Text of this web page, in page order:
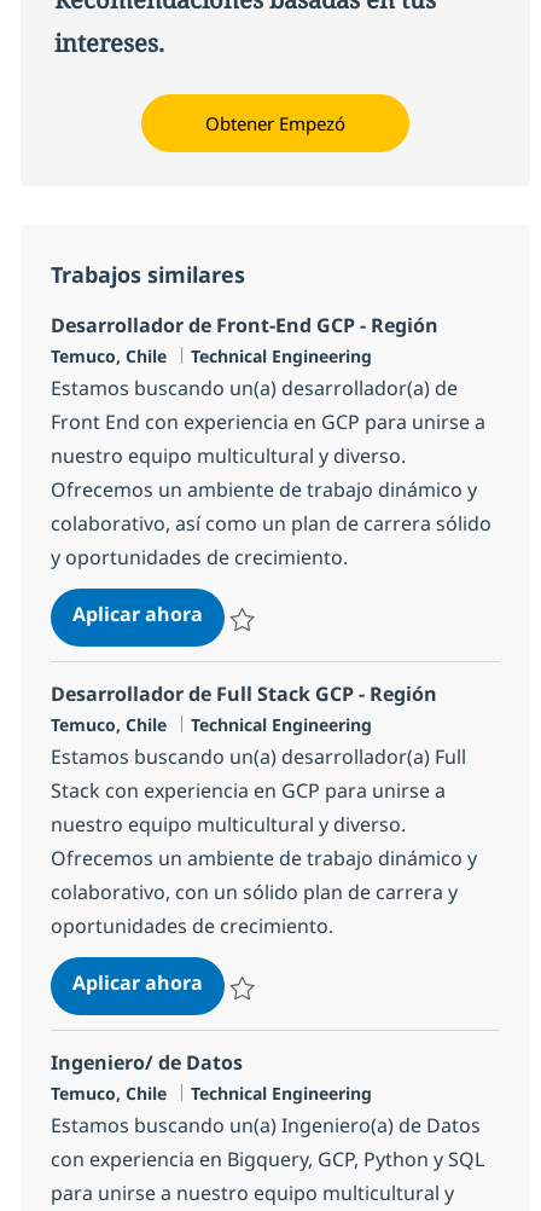
intereses.
Obtener Empezó
Trabajos similares
Desarrollador de Front-End GCP - Región
Ubicación
Temuco, Chile Categoría
Technical Engineering
Estamos buscando un(a) desarrollador(a) de
Front End con experiencia en GCP para unirse a
nuestro equipo multicultural y diverso.
Ofrecemos un ambiente de trabajo dinámico y
colaborativo, así como un plan de carrera sólido
y oportunidades de crecimiento.
Aplicar ahoraDesarrollador de Front-End GCP -
Desarrollador de Full Stack GCP - Región
Ubicación
Temuco, Chile Categoría
Technical Engineering
Estamos buscando un(a) desarrollador(a) Full
Stack con experiencia en GCP para unirse a
nuestro equipo multicultural y diverso.
Ofrecemos un ambiente de trabajo dinámico y
colaborativo, con un sólido plan de carrera y
oportunidades de crecimiento.
Aplicar ahoraDesarrollador de Full Stack GCP -
Ingeniero/ de Datos
Ubicación
Temuco, Chile Categoría
Technical Engineering
Estamos buscando un(a) Ingeniero(a) de Datos
con experiencia en Bigquery, GCP, Python y SQL
para unirse a nuestro equipo multicultural y